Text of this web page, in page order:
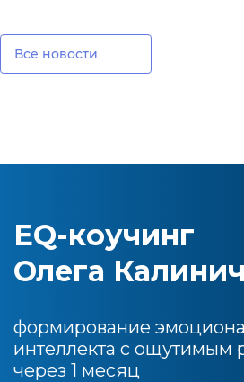
Все новости
EQ-коучинг
Олега
формирование
интеллекта с ощутимым
через 1 месяц